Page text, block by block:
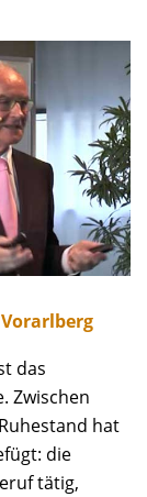
das
Zwischen
hat
die
tätig,